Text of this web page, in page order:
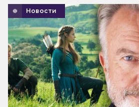
Новости